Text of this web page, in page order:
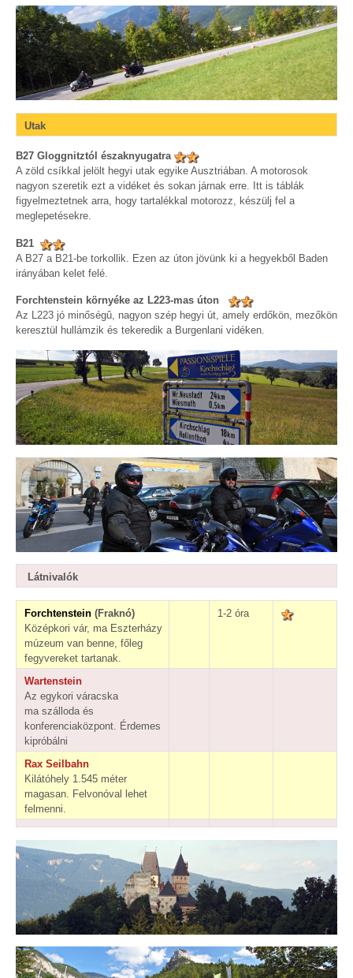
Utak
B27 Gloggnitztól északnyugatra
A zöld csíkkal jelölt hegyi utak egyike Ausztriában. A motorosok
nagyon szeretik ezt a vidéket és sokan járnak erre. Itt is táblák
figyelmeztetnek arra, hogy tartalékkal motorozz, készülj fel a
meglepetésekre.
B21
A B27 a B21-be torkollik. Ezen az úton jövünk ki a hegyekből Baden
irányában kelet felé.
Forchtenstein környéke az L223-mas úton
Az L223 jó minőségû, nagyon szép hegyi út, amely erdőkön, mezőkön
keresztül hullámzik és tekeredik a Burgenlani vidéken.
Látnivalók
Forchtenstein (Fraknó)
Középkori vár, ma Eszterházy
múzeum van benne, főleg
fegyvereket tartanak.
1-2 óra
Wartenstein
Az egykori váracska
ma szálloda és
konferenciaközpont. Érdemes
kipróbálni
Rax Seilbahn
Kilátóhely 1.545 méter
magasan. Felvonóval lehet
felmenni.